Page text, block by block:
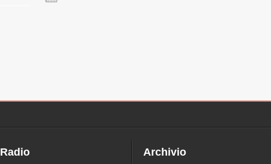
Radio Archivio